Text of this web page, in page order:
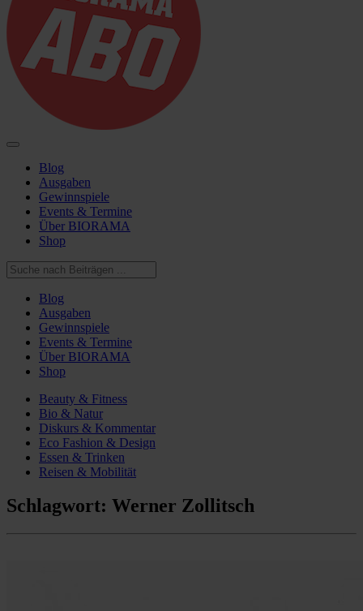
Blog
Ausgaben
Gewinnspiele
Events & Termine
Über BIORAMA
Shop
Blog
Ausgaben
Gewinnspiele
Events & Termine
Über BIORAMA
Shop
Beauty & Fitness
Bio & Natur
Diskurs & Kommentar
Eco Fashion & Design
Essen & Trinken
Reisen & Mobilität
Schlagwort: Werner Zollitsch